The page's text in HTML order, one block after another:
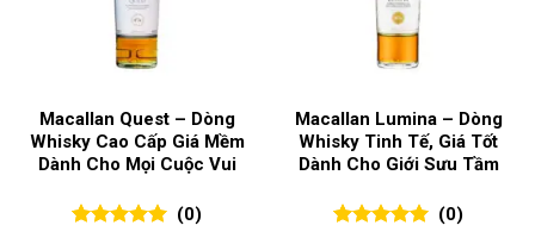
Macallan Quest – Dòng
Whisky Cao Cấp Giá Mềm
Dành Cho Mọi Cuộc Vui
(0)
Macallan Lumina – Dòng
Whisky Tinh Tế, Giá Tốt
Dành Cho Giới Sưu Tầm
(0)